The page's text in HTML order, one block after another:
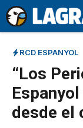
Saltar
al
contenido
RCD ESPANYOL
“Los
desde el